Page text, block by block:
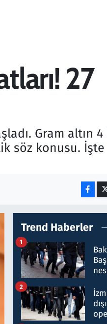
27
Gram altın 4
söz konusu. İşte
Trend Haberler
1
2